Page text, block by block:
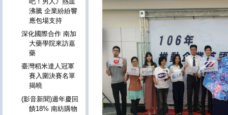
沸騰 企業紛紛響
應包場支持
深化國際合作 南加
大藥學院來訪嘉
藥
臺灣稻米達人冠軍
賽入圍決賽名單
揭曉
(影音新聞)週年慶回
饋18% 南紡購物